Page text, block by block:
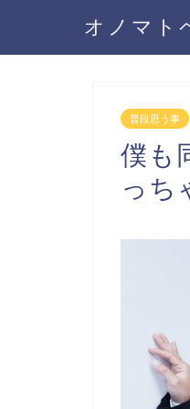
オノマト
普段思う事
僕も
っち